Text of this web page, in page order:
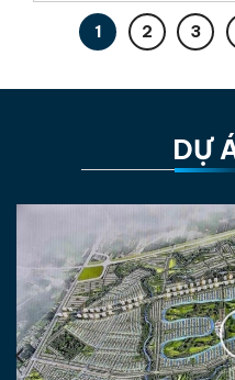
1 2 3
DỰ